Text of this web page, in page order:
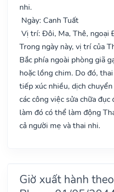
nhi.
Ngày: Canh Tuất
Vị trí: Đôi, Ma, Thê, ngoại
Trong ngày này, vị trí của
Bắc phía ngoài phòng giã
hoặc lồng chim. Do đó,
tiếp xúc nhiều, dịch
các công việc sửa chữa
làm đó có thể làm động
cả người mẹ và thai nhi.
Giờ xuất hành